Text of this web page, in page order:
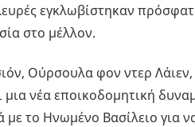
εγκλωβίστηκαν
στο μέλλον.
Ούρσουλα φον ντερ Λάιεν,
νέα εποικοδομητική
με το Ηνωμένο Βασίλειο για